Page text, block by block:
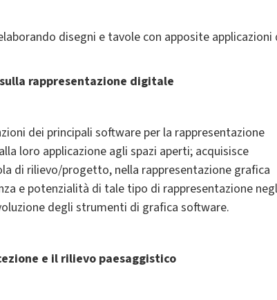
disegni e tavole con apposite applicazioni
rappresentazione digitale
dei principali software per la rappresentazione
loro applicazione agli spazi aperti; acquisisce
di rilievo/progetto, nella rappresentazione grafica
e potenzialità di tale tipo di rappresentazione
degli strumenti di grafica software.
e il rilievo paesaggistico